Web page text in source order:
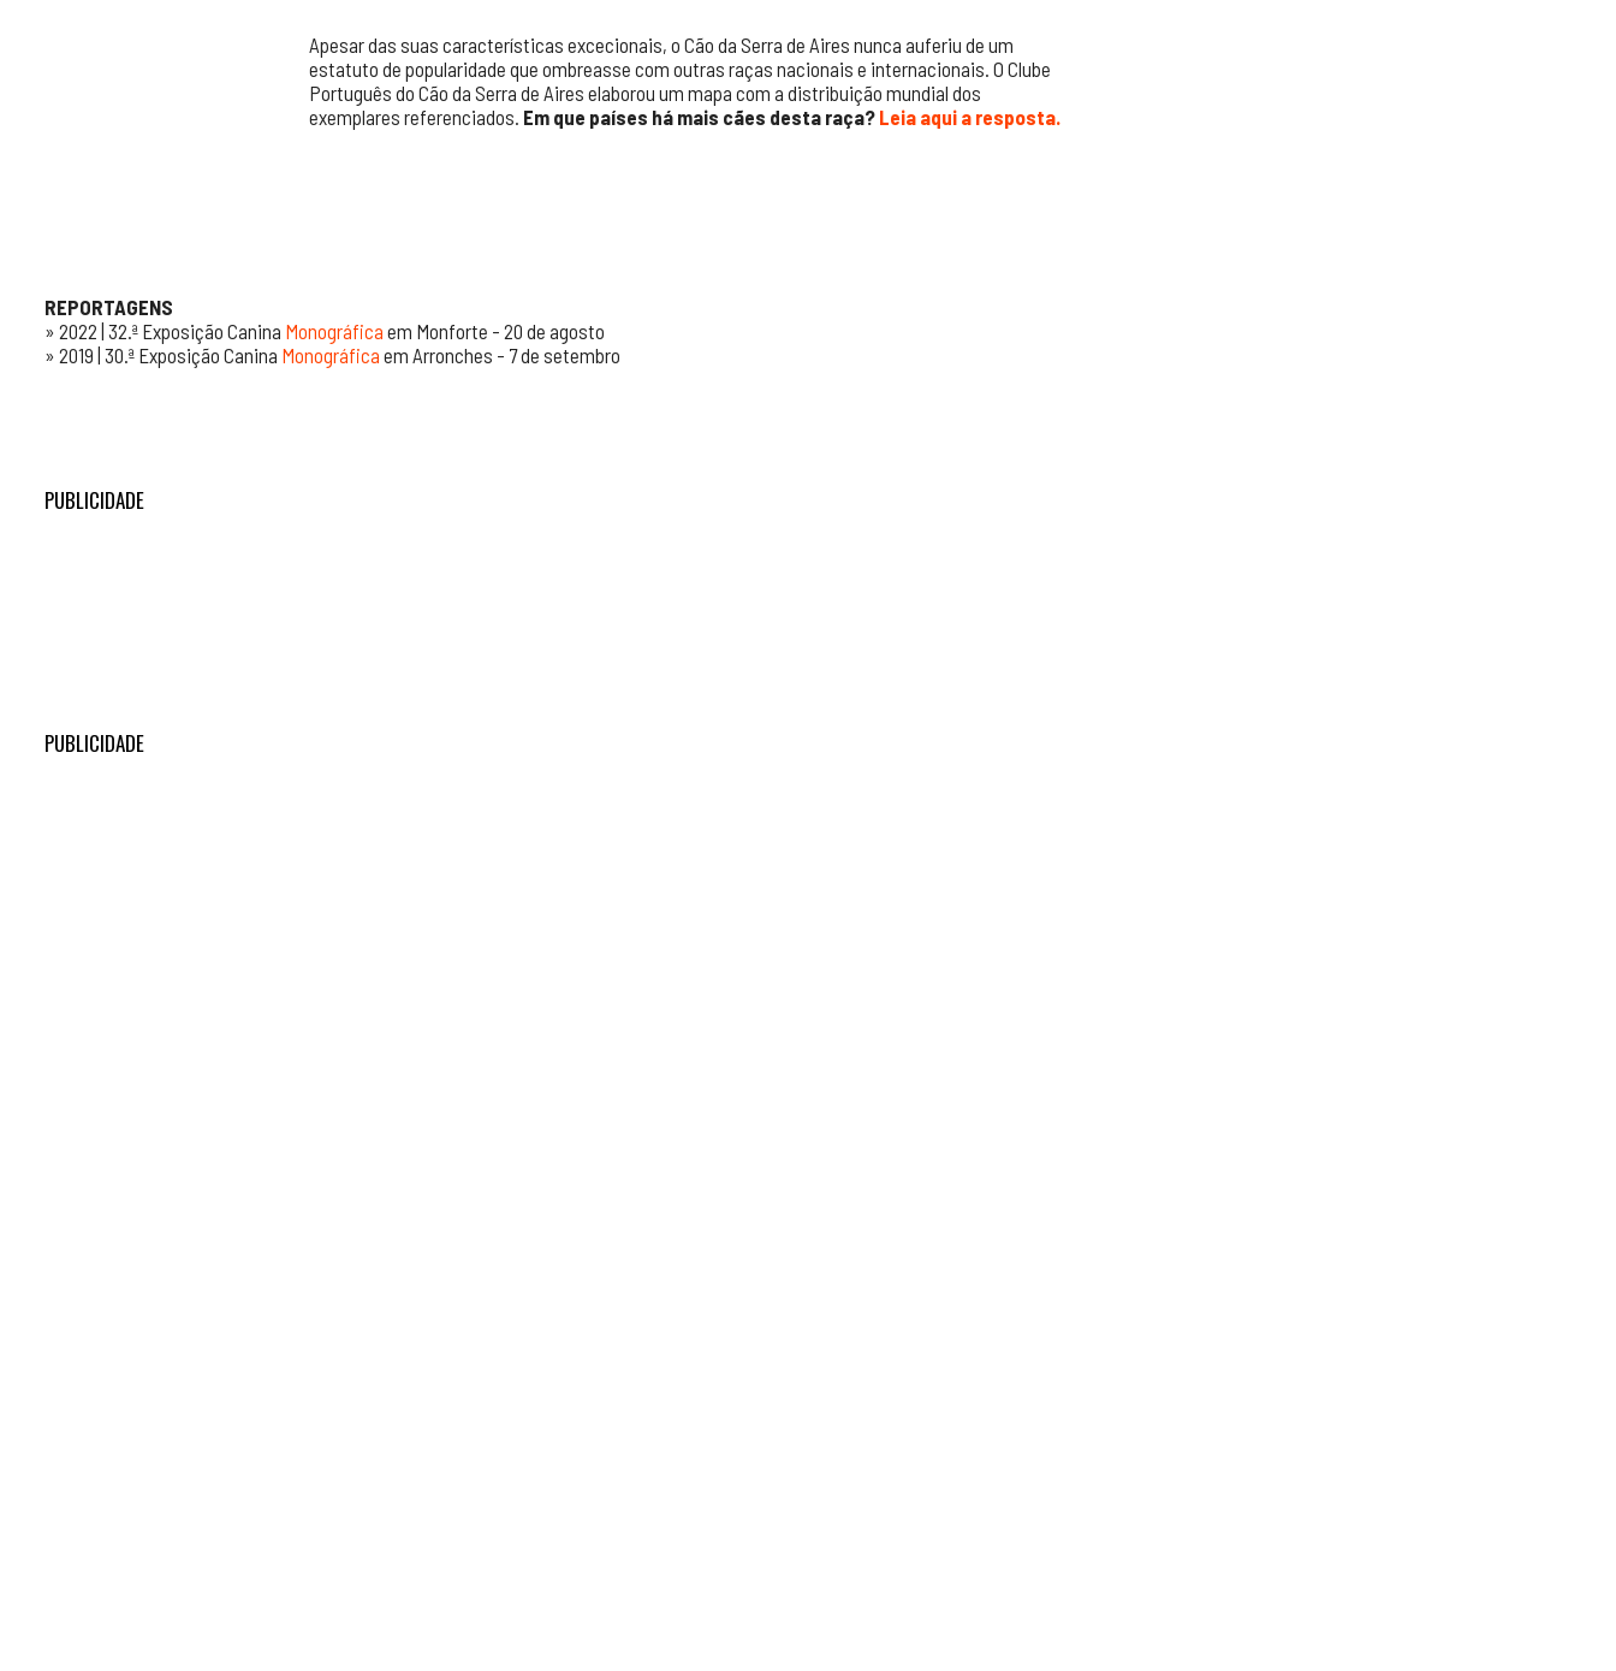
Apesar das suas características excecionais, o Cão da Serra de Aires nunca auferiu de um
estatuto de popularidade que ombreasse com outras raças nacionais e internacionais. O Clube
Português do Cão da Serra de Aires elaborou um mapa com a distribuição mundial dos
exemplares referenciados. Em que países há mais cães desta raça? Leia aqui a resposta.
REPORTAGENS
» 2022 | 32.ª Exposição Canina Monográfica em Monforte - 20 de agosto
» 2019 | 30.ª Exposição Canina Monográfica em Arronches - 7 de setembro
PUBLICIDADE
PUBLICIDADE